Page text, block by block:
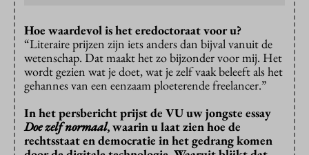
Hoe waardevol is het eredoctoraat voor u?
“Literaire prijzen zijn iets anders dan bijval vanuit de
wetenschap. Dat maakt het zo bijzonder voor mij. Het
wordt gezien wat je doet, wat je zelf vaak beleeft als het
gehannes van een eenzaam ploeterende freelancer.”
In het persbericht prijst de VU uw jongste essay
Doe zelf normaal, waarin u laat zien hoe de
rechtsstaat en democratie in het gedrang komen